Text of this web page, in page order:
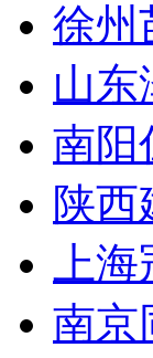
徐州
山东
南阳
陕西
上
南京